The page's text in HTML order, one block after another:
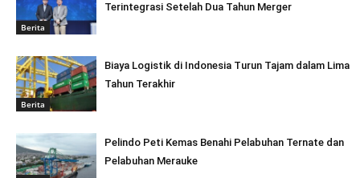
Berita
Terintegrasi Setelah Dua Tahun Merger
Berita
Biaya Logistik di Indonesia Turun Tajam dalam Lima
Tahun Terakhir
Pelindo Peti Kemas Benahi Pelabuhan Ternate dan
Pelabuhan Merauke